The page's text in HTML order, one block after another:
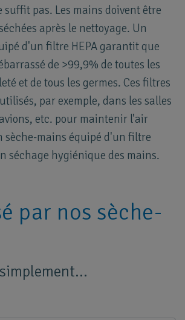
suffit pas. Les mains doivent être
après le nettoyage. Un
d'un filtre HEPA garantit que
de >99,9% de toutes les
et de tous les germes. Ces filtres
par exemple, dans les salles
etc. pour maintenir l'air
sèche-mains équipé d'un filtre
séchage hygiénique des mains.
par nos sèche-